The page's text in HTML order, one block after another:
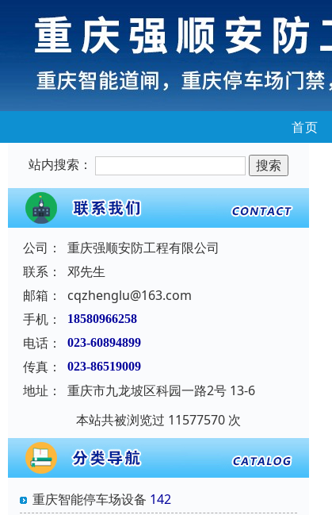
首页
站内搜索：
公司：
重庆强顺安防工程有限公司
联系：
邓先生
邮箱：
cqzhenglu@163.com
手机：
18580966258
电话： 023-60894899
传真： 023-86519009
地址：
重庆市九龙坡区科园一路2号 13-6
本站共被浏览过 11577570 次
重庆智能停车场设备 142